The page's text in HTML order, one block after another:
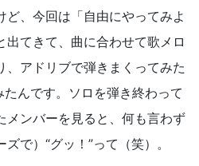
、今回は「自由にやってみよ
出てきて、曲に合わせて歌メロ
、アドリブで弾きまくってみた
んです。ソロを弾き終わって
メンバーを見ると、何も言わず
で）“グッ！”って（笑）。